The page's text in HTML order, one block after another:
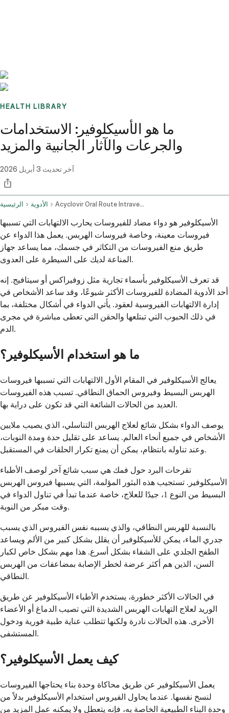
HEALTH LIBRARY
ما هو الأسيكلوفير: الاستخدامات
والجرعات والآثار الجانبية والمزيد
آخر تحديث 3 أبريل 2026
الرئيسية الأدوية Acyclovir Oral Route Intravenous Route
الأسيكلوفير هو دواء مضاد للفيروسات يحارب الالتهابات التي تسببها
فيروسات معينة، وخاصة فيروسات الهربس. يعمل هذا الدواء عن
طريق منع الفيروسات من التكاثر في جسمك، مما يساعد جهاز
المناعة لديك على السيطرة على العدوى.
قد تعرف الأسيكلوفير بأسماء تجارية مثل زوفيراكس أو سيتافيج. إنه
أحد الأدوية المضادة للفيروسات الأكثر شيوعًا، وقد ساعد الأشخاص في
إدارة الالتهابات الفيروسية لعقود. يأتي الدواء في أشكال مختلفة، بما
في ذلك الحبوب التي تبتلعها والحقن التي تعطى مباشرة في مجرى
الدم.
ما هو استخدام الأسيكلوفير؟
يعالج الأسيكلوفير في المقام الأول الالتهابات التي تسببها فيروسات
الهربس البسيط وفيروس الحماق النطاقي. تسبب هذه الفيروسات
العديد من الحالات الشائعة التي قد تكون على دراية بها.
يوصف الدواء بشكل شائع لعلاج الهربس التناسلي، الذي يصيب ملايين
الأشخاص في جميع أنحاء العالم. يساعد على تقليل حدة ومدة النوبات،
وعند تناوله بانتظام، يمكن أن يمنع تكرار الحلقات في المستقبل.
تقرحات البرد حول فمك هي سبب شائع آخر لوصف الأطباء
الأسيكلوفير. تستجيب هذه البثور المؤلمة، التي يسببها فيروس الهربس
البسيط من النوع 1، جيدًا للعلاج، خاصة عندما تبدأ في تناول الدواء في
وقت مبكر من النوبة.
بالنسبة للهربس النطاقي، والذي يسببه نفس الفيروس الذي يسبب
جدري الماء، يمكن للأسيكلوفير أن يقلل بشكل كبير من الألم ويساعد
الطفح الجلدي على الشفاء بشكل أسرع. هذا مهم بشكل خاص لكبار
السن، الذين هم أكثر عرضة لخطر الإصابة بمضاعفات من الهربس
النطاقي.
في الحالات الأكثر خطورة، يستخدم الأطباء الأسيكلوفير عن طريق
الوريد لعلاج التهابات الهربس الشديدة التي تصيب الدماغ أو الأعضاء
الأخرى. هذه الحالات نادرة ولكنها تتطلب عناية طبية فورية ودخول
المستشفى.
كيف يعمل الأسيكلوفير؟
يعمل الأسيكلوفير عن طريق محاكاة وحدة بناء يحتاجها الفيروسات
لنسخ نفسها. عندما يحاول الفيروس استخدام الأسيكلوفير بدلاً من
وحدة البناء الطبيعية الخاصة به، فإنه يتعطل ولا يمكنه عمل المزيد من